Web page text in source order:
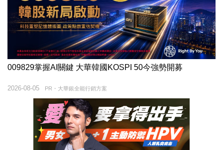
009829掌握AI關鍵 大華韓國KOSPI 50今強勢開募
PR・大華銀全能行銷方案
2026-08-05